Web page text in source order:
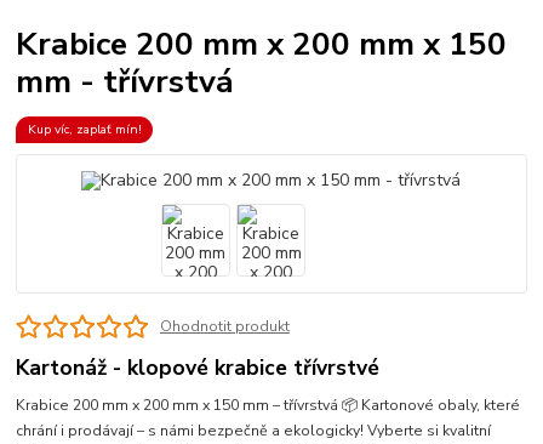
Krabice 200 mm x 200 mm x 150
mm - třívrstvá
Kup víc, zaplať mín!
Ohodnotit produkt
Kartonáž - klopové krabice třívrstvé
Krabice 200 mm x 200 mm x 150 mm – třívrstvá 📦 Kartonové obaly, které
chrání i prodávají – s námi bezpečně a ekologicky! Vyberte si kvalitní